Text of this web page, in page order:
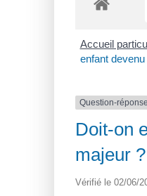
Accueil
enfant
Question-réponse
Doit-on
majeur ?
Vérifié le 02/06/